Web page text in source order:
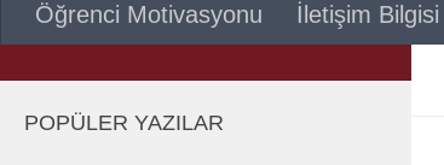
Öğrenci Motivasyonu İletişim Bilgisi
POPÜLER YAZILAR